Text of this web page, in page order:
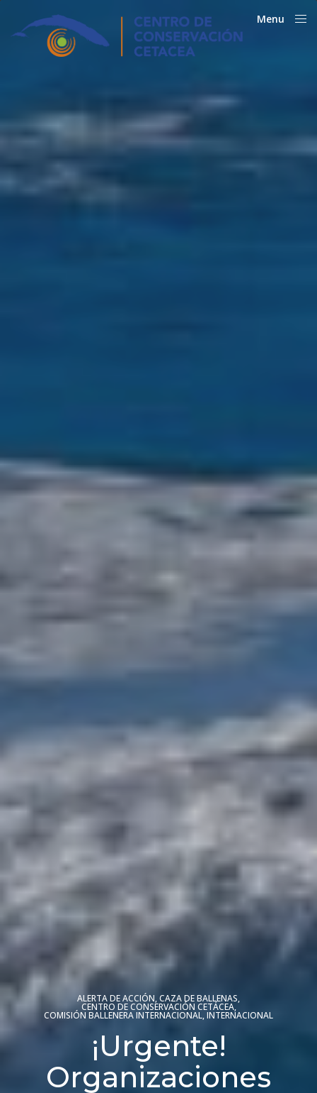
Menu
ALERTA DE ACCIÓN,CAZA DE BALLENAS,
CENTRO DE CONSERVACIÓN CETÁCEA,
COMISIÓN BALLENERA INTERNACIONAL,INTERNACIONAL
¡Urgente!
Organizaciones